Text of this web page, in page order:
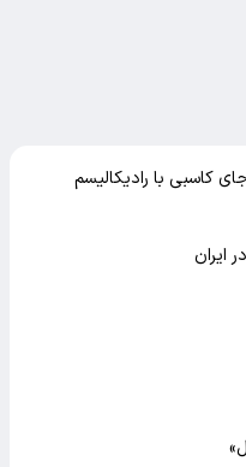
کاسبی با رادیکالیسم
ایران